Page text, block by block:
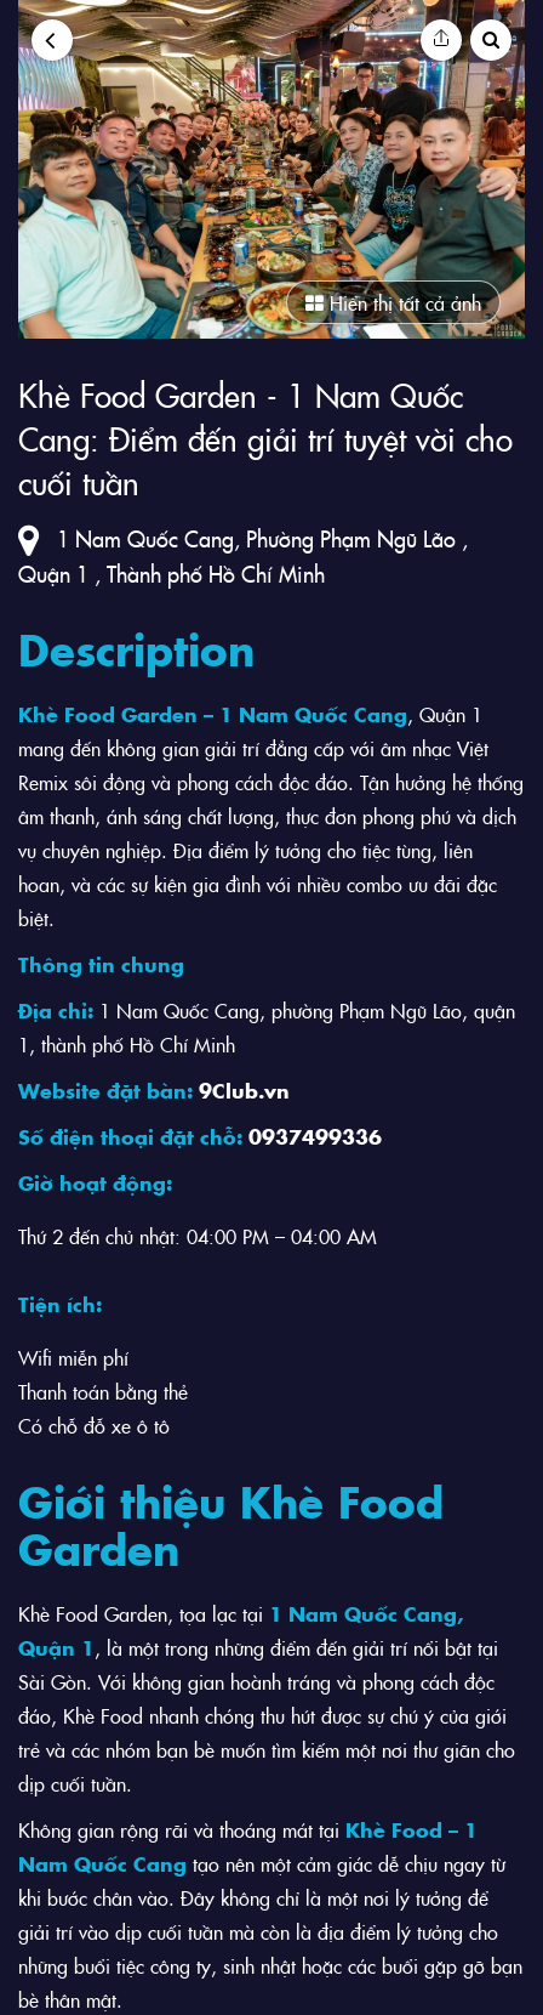
Hiển thị tất cả ảnh
Khè Food Garden - 1 Nam Quốc
Cang: Điểm đến giải trí tuyệt vời cho
cuối tuần
1 Nam Quốc Cang, Phường Phạm Ngũ Lão ,
Quận 1 , Thành phố Hồ Chí Minh
Description
Khè Food Garden – 1 Nam Quốc Cang, Quận 1
mang đến không gian giải trí đẳng cấp với âm nhạc Việt
Remix sôi động và phong cách độc đáo. Tận hưởng hệ thống
âm thanh, ánh sáng chất lượng, thực đơn phong phú và dịch
vụ chuyên nghiệp. Địa điểm lý tưởng cho tiệc tùng, liên
hoan, và các sự kiện gia đình với nhiều combo ưu đãi đặc
biệt.
Thông tin chung
Địa chỉ: 1 Nam Quốc Cang, phường Phạm Ngũ Lão, quận
1, thành phố Hồ Chí Minh
Website đặt bàn: 9Club.vn
Số điện thoại đặt chỗ: 0937499336
Giờ hoạt động:
Thứ 2 đến chủ nhật: 04:00 PM – 04:00 AM
Tiện ích:
Wifi miễn phí
Thanh toán bằng thẻ
Có chỗ đỗ xe ô tô
Giới thiệu Khè Food
Garden
Khè Food Garden, tọa lạc tại 1 Nam Quốc Cang,
Quận 1 , là một trong những điểm đến giải trí nổi bật tại
Sài Gòn. Với không gian hoành tráng và phong cách độc
đáo, Khè Food nhanh chóng thu hút được sự chú ý của giới
trẻ và các nhóm bạn bè muốn tìm kiếm một nơi thư giãn cho
dịp cuối tuần.
Không gian rộng rãi và thoáng mát tại Khè Food – 1
Nam Quốc Cang tạo nên một cảm giác dễ chịu ngay từ
khi bước chân vào. Đây không chỉ là một nơi lý tưởng để
giải trí vào dịp cuối tuần mà còn là địa điểm lý tưởng cho
những buổi tiệc công ty, sinh nhật hoặc các buổi gặp gỡ bạn
bè thân mật.